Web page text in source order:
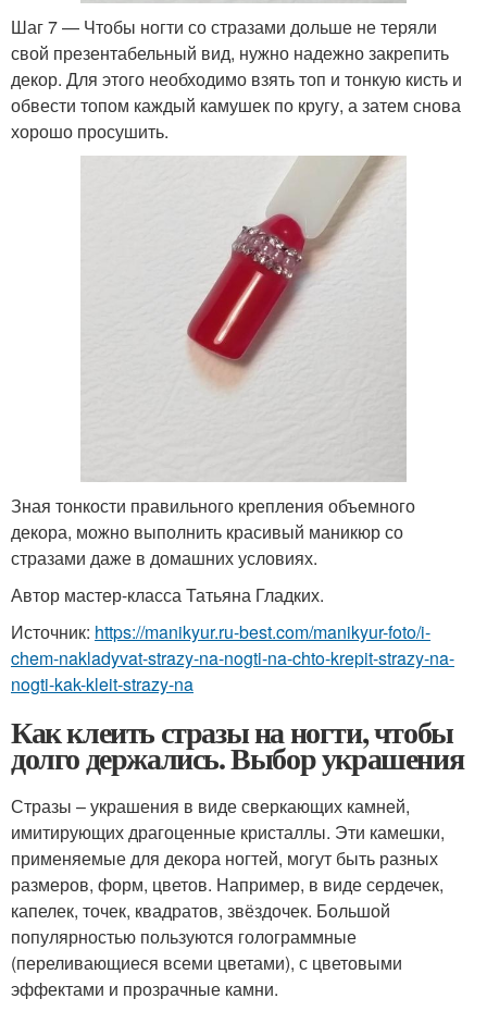
Шаг 7 — Чтобы ногти со стразами дольше не теряли
свой презентабельный вид, нужно надежно закрепить
декор. Для этого необходимо взять топ и тонкую кисть и
обвести топом каждый камушек по кругу, а затем снова
хорошо просушить.
Зная тонкости правильного крепления объемного
декора, можно выполнить красивый маникюр со
стразами даже в домашних условиях.
Автор мастер-класса Татьяна Гладких.
Источник: https://manikyur.ru-best.com/manikyur-foto/i-
chem-nakladyvat-strazy-na-nogti-na-chto-krepit-strazy-na-
nogti-kak-kleit-strazy-na
Как клеить стразы на ногти, чтобы
долго держались. Выбор украшения
Стразы – украшения в виде сверкающих камней,
имитирующих драгоценные кристаллы. Эти камешки,
применяемые для декора ногтей, могут быть разных
размеров, форм, цветов. Например, в виде сердечек,
капелек, точек, квадратов, звёздочек. Большой
популярностью пользуются голограммные
(переливающиеся всеми цветами), с цветовыми
эффектами и прозрачные камни.